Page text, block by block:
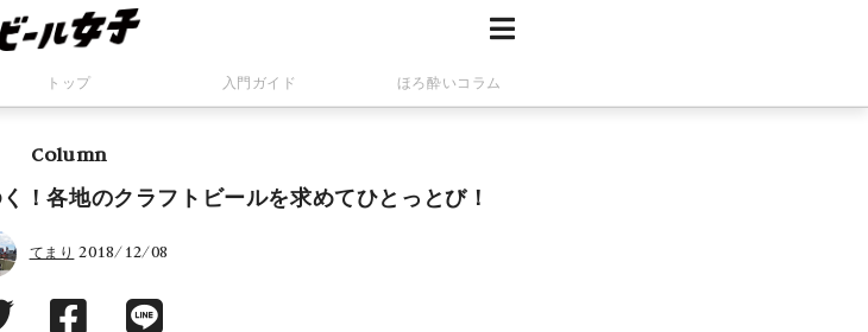
トップ 入門ガイド ほろ酔いコラム
Column
！各地のクラフトビールを求めてひとっとび！
てまり 2018/12/08